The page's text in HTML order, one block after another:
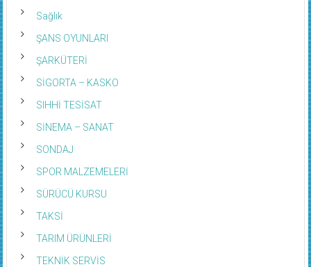
Sağlık
ŞANS OYUNLARI
ŞARKÜTERİ
SİGORTA – KASKO
SIHHİ TESİSAT
SİNEMA – SANAT
SONDAJ
SPOR MALZEMELERİ
SÜRÜCÜ KURSU
TAKSİ
TARIM ÜRÜNLERİ
TEKNİK SERVİS